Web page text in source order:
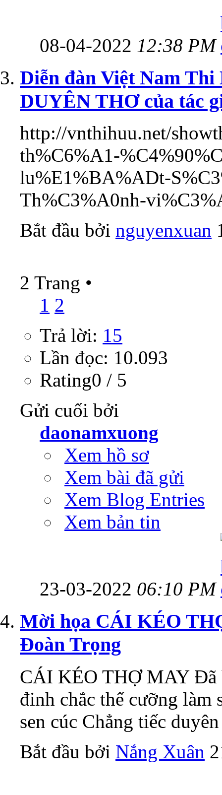
08-04-2022 12:38 PM
Diễn đàn Việt Nam
DUYÊN THƠ của tác
http://vnthihuu.net/
th%C6%A1-
lu%E1%BA%ADt-
Th%C3%A0nh-
Bắt đầu bởi nguyenxuan
2 Trang •
1 2
Trả lời: 15
Lần đọc: 10.093
Rating0 / 5
Gửi cuối bởi
daonamxuong
Xem hồ sơ
Xem bài đã gửi
Xem Blog Entries
Xem bản tin
23-03-2022 06:10 PM
Mời họa CÁI KÉO
Đoàn Trọng
CÁI KÉO THỢ MAY Đã
đinh chắc thế cưỡng
sen cúc Chẳng tiếc
Bắt đầu bởi Nắng Xuân